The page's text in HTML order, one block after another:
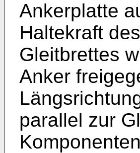
Ankerplatte
Haltekraft
Gleitbrettes
Anker
parallel zur